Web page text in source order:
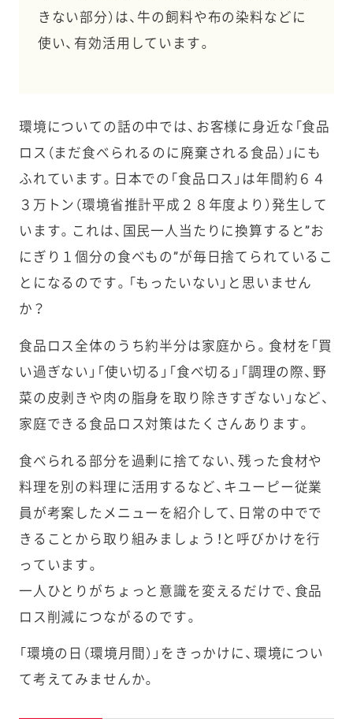
きない部分）は、牛の飼料や布の染料などに
使い、有効活用しています。
環境についての話の中では、お客様に身近な「食品
ロス（まだ食べられるのに廃棄される食品）」にも
ふれています。日本での「食品ロス」は年間約６４
３万トン（環境省推計平成２８年度より）発生して
います。これは、国民一人当たりに換算すると”お
にぎり１個分の食べもの”が毎日捨てられているこ
とになるのです。「もったいない」と思いません
か？
食品ロス全体のうち約半分は家庭から。食材を「買
い過ぎない」「使い切る」「食べ切る」「調理の際、野
菜の皮剥きや肉の脂身を取り除きすぎない」など、
家庭できる食品ロス対策はたくさんあります。
食べられる部分を過剰に捨てない、残った食材や
料理を別の料理に活用するなど、キユーピー従業
員が考案したメニューを紹介して、日常の中でで
きることから取り組みましょう！と呼びかけを行
っています。
一人ひとりがちょっと意識を変えるだけで、食品
ロス削減につながるのです。
「環境の日（環境月間）」をきっかけに、環境につい
て考えてみませんか。